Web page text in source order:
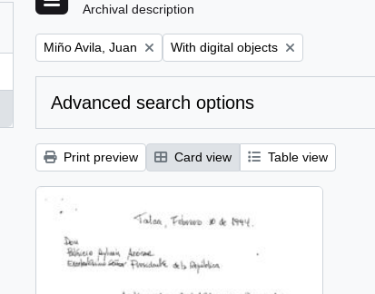
Archival description
Remove filter:
Miño Avila, Juan Remove filter:
With digital objects
Advanced search options
Print preview Card view Table view